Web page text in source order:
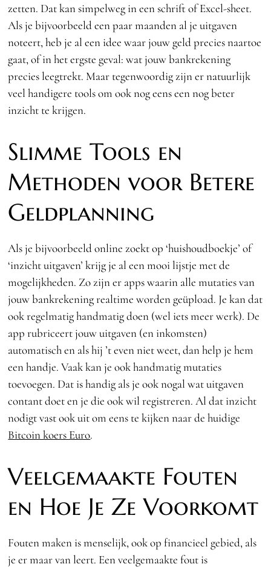
zetten. Dat kan simpelweg in een schrift of Excel-sheet.
Als je bijvoorbeeld een paar maanden al je uitgaven
noteert, heb je al een idee waar jouw geld precies naartoe
gaat, of in het ergste geval: wat jouw bankrekening
precies leegtrekt. Maar tegenwoordig zijn er natuurlijk
veel handigere tools om ook nog eens een nog beter
inzicht te krijgen.
Slimme Tools en
Methoden voor Betere
Geldplanning
Als je bijvoorbeeld online zoekt op ‘huishoudboekje’ of
‘inzicht uitgaven’ krijg je al een mooi lijstje met de
mogelijkheden. Zo zijn er apps waarin alle mutaties van
jouw bankrekening realtime worden geüpload. Je kan dat
ook regelmatig handmatig doen (wel iets meer werk). De
app rubriceert jouw uitgaven (en inkomsten)
automatisch en als hij ’t even niet weet, dan help je hem
een handje. Vaak kan je ook handmatig mutaties
toevoegen. Dat is handig als je ook nogal wat uitgaven
contant doet en je die ook wil registreren. Al dat inzicht
nodigt vast ook uit om eens te kijken naar de huidige
Bitcoin koers Euro.
Veelgemaakte Fouten
en Hoe Je Ze Voorkomt
Fouten maken is menselijk, ook op financieel gebied, als
je er maar van leert. Een veelgemaakte fout is